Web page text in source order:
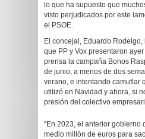
lo que ha supuesto que
visto perjudicados por este
el PSOE.
El concejal, Eduardo
que PP y Vox presentaron
prensa la campaña Bonos
de junio, a menos de dos
verano, e intentando camuflar
utilizó en Navidad y ahora, si
presión del colectivo
“En 2023, el anterior gobierno
medio millón de euros para